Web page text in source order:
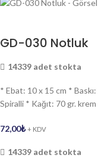
GD-030 Notluk
14339 adet stokta
* Ebat: 10 x 15 cm *
Spiralli * Kağıt: 70 gr.
72,00₺ + KDV
14339 adet stokta